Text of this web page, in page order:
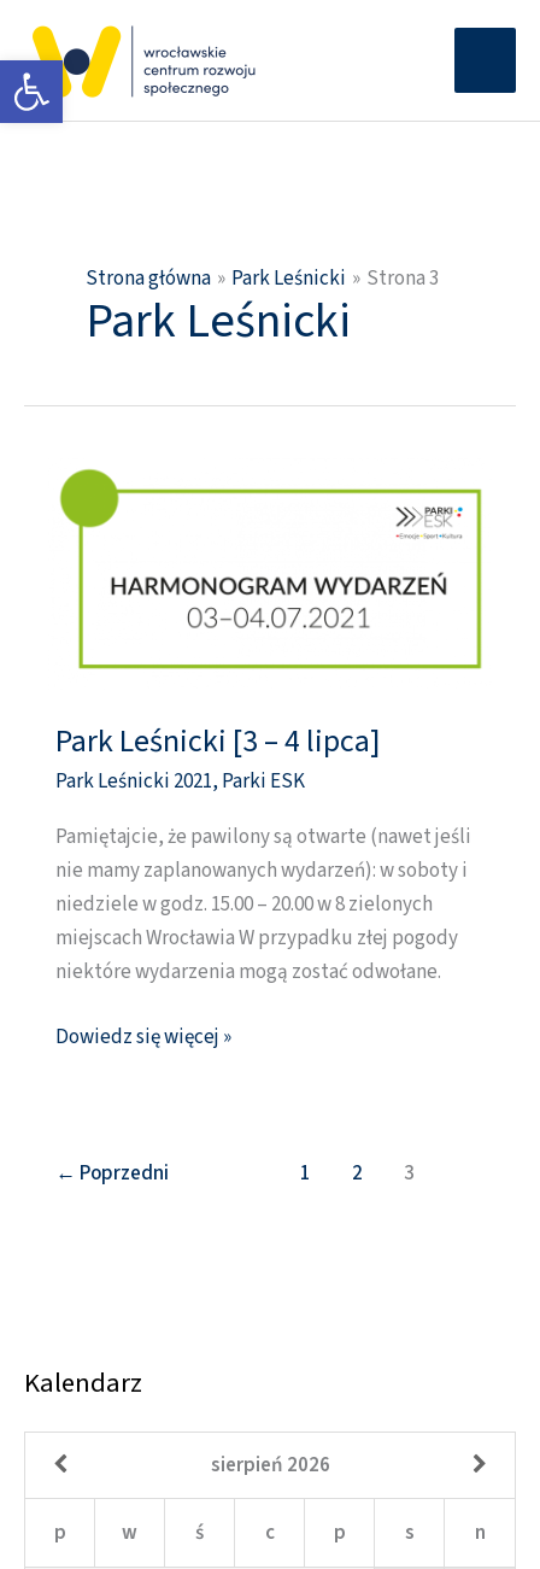
Otwórz pasek narzędzi
treści
Strona główna Park Leśnicki Strona 3
Park Leśnicki
Park Leśnicki [3 – 4 lipca]
Park Leśnicki 2021, Parki ESK
Pamiętajcie, że pawilony są otwarte (nawet jeśli
nie mamy zaplanowanych wydarzeń): w soboty i
niedziele w godz. 15.00 – 20.00 w 8 zielonych
miejscach Wrocławia W przypadku złej pogody
niektóre wydarzenia mogą zostać odwołane.
Park
Leśnicki
–
4
lipca]
Dowiedz się więcej »
← Poprzedni 1 2 3
Kalendarz
sierpień 2026
p w ś c p s
n